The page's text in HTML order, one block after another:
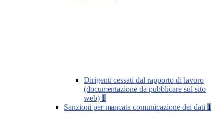
Dirigenti cessati dal rapporto di lavoro
(documentazione da pubblicare sul sito
web) 1
Sanzioni per mancata comunicazione dei dati 1